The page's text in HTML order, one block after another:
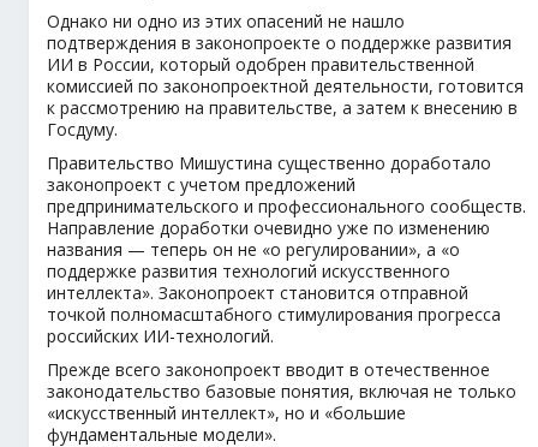
Однако ни одно из этих опасений не нашло
подтверждения в законопроекте о поддержке развития
ИИ в России, который одобрен правительственной
комиссией по законопроектной деятельности, готовится
к рассмотрению на правительстве, а затем к внесению в
Госдуму.
Правительство Мишустина существенно доработало
законопроект с учетом предложений
предпринимательского и профессионального сообществ.
Направление доработки очевидно уже по изменению
названия — теперь он не «о регулировании», а «о
поддержке развития технологий искусственного
интеллекта». Законопроект становится отправной
точкой полномасштабного стимулирования прогресса
российских ИИ-технологий.
Прежде всего законопроект вводит в отечественное
законодательство базовые понятия, включая не только
«искусственный интеллект», но и «большие
фундаментальные модели».